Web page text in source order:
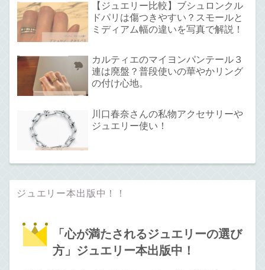
【ジュエリー比較】ブシュロンクル
ドパリは傷つきやすい？スモールと
ミディアム幅の違いを写真で解説！
カルティエのマイヨンパンテール３
連は廃盤？普段使いの華やかリング
の付け心地。
川口春奈さんの私物アクセサリーや
ジュエリー使い！
ジュエリー本出版中！！
「心が満たされるジュエリーの選び
方」ジュエリー本出版中！